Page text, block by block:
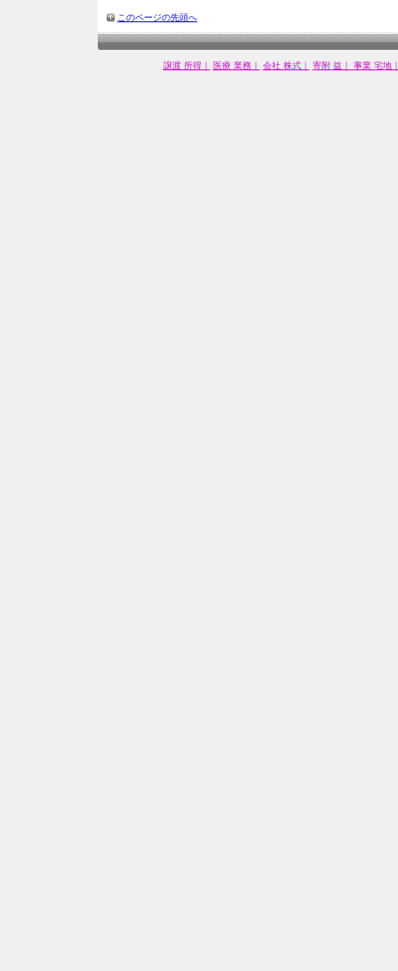
このページの先頭へ
譲渡 所得｜ 医療 業務｜ 会社 株式｜ 寄附 益｜ 事業 宅地